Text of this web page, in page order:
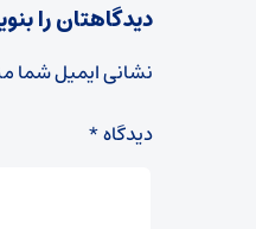
دیدگاهتان را
نشانی ایمیل شما
دیدگاه*